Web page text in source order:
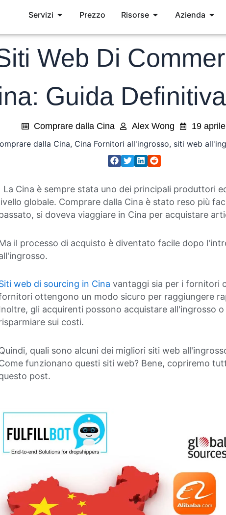
Servizi Servizi aperti
Prezzo Risorse Risorse aperte
Azienda
Web Di
Guida
Comprare dalla Cina Alex Wong
19
dalla Cina, Cina Fornitori all'ingrosso, siti web
La Cina è sempre stata uno dei principali produttori
globale. Comprare dalla Cina è stato reso più
si doveva viaggiare in Cina per acquistare
il processo di acquisto è diventato facile dopo
web di sourcing in Cina vantaggi sia per i fornitori
ottengono un modo sicuro per raggiungere
gli acquirenti possono acquistare all'ingrosso
sui costi.
quali sono alcuni dei migliori siti web
funzionano questi siti web? Bene, copriremo
post.